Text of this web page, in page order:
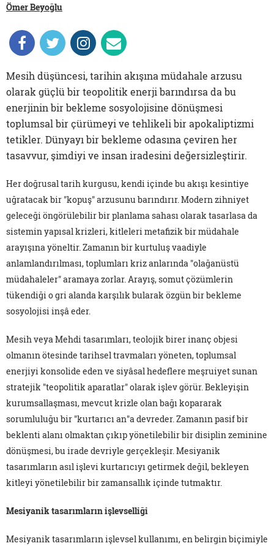
Ömer Beyoğlu
Mesih düşüncesi, tarihin akışına müdahale arzusu
olarak güçlü bir teopolitik enerji barındırsa da bu
enerjinin bir bekleme sosyolojisine dönüşmesi
toplumsal bir çürümeyi ve tehlikeli bir apokaliptizmi
tetikler. Dünyayı bir bekleme odasına çeviren her
tasavvur, şimdiyi ve insan iradesini değersizleştirir.
Her doğrusal tarih kurgusu, kendi içinde bu akışı kesintiye
uğratacak bir "kopuş" arzusunu barındırır. Modern zihniyet
geleceği öngörülebilir bir planlama sahası olarak tasarlasa da
sistemin yapısal krizleri, kitleleri metafizik bir müdahale
arayışına yöneltir. Zamanın bir kurtuluş vaadiyle
anlamlandırılması, toplumları kriz anlarında "olağanüstü
müdahaleler" aramaya zorlar. Arayış, somut çözümlerin
tükendiği o gri alanda karşılık bularak özgün bir bekleme
sosyolojisi inşâ eder.
Mesih veya Mehdi tasarımları, teolojik birer inanç objesi
olmanın ötesinde tarihsel travmaları yöneten, toplumsal
enerjiyi konsolide eden ve siyâsal hedeflere meşruiyet sunan
stratejik "teopolitik aparatlar" olarak işlev görür. Bekleyişin
kurumsallaşması, mevcut krizle olan bağı kopararak
sorumluluğu bir "kurtarıcı an"a devreder. Zamanın pasif bir
beklenti alanı olmaktan çıkıp yönetilebilir bir disiplin zeminine
dönüşmesi, bu irade devriyle gerçekleşir. Mesiyanik
tasarımların asıl işlevi kurtarıcıyı getirmek değil, bekleyen
kitleyi yönetilebilir bir zamansallık içinde tutmaktır.
Mesiyanik tasarımların işlevselliği
Mesiyanik tasarımların işlevsel kullanımı, en belirgin biçimiyle